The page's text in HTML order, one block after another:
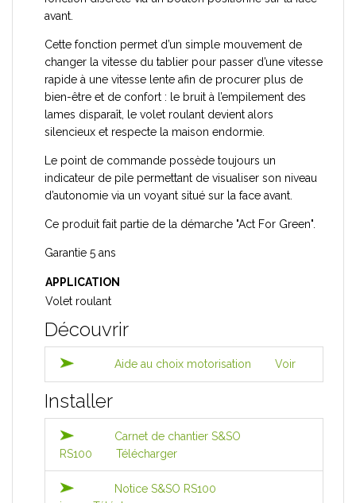
avant.
Cette fonction permet d’un simple mouvement de
changer la vitesse du tablier pour passer d’une vitesse
rapide à une vitesse lente afin de procurer plus de
bien-être et de confort : le bruit à l’empilement des
lames disparaît, le volet roulant devient alors
silencieux et respecte la maison endormie.
Le point de commande possède toujours un
indicateur de pile permettant de visualiser son niveau
d’autonomie via un voyant situé sur la face avant.
Ce produit fait partie de la démarche "Act For Green".
Garantie 5 ans
APPLICATION
Volet roulant
Découvrir
Aide au choix motorisation Voir
Installer
Carnet de chantier S&SO
RS100
Télécharger
Notice S&SO RS100